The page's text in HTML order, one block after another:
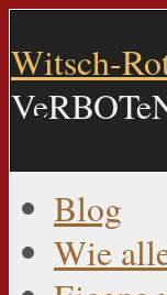
Witsch-
Blog
Wie